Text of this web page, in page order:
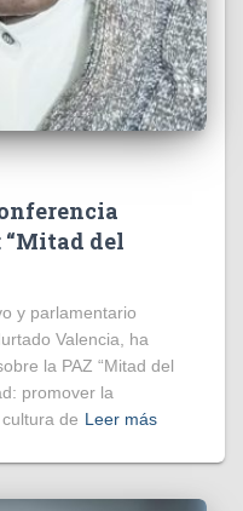
“Mitad del
y parlamentario
Valencia, ha
la PAZ “Mitad del
promover la
de Leer más